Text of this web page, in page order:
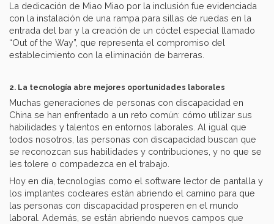
La dedicación de Miao Miao por la inclusión fue evidenciada
con la instalación de una rampa para sillas de ruedas en la
entrada del bar y la creación de un cóctel especial llamado
“Out of the Way”, que representa el compromiso del
establecimiento con la eliminación de barreras.
2. La tecnología abre mejores oportunidades laborales
Muchas generaciones de personas con discapacidad en
China se han enfrentado a un reto común: cómo utilizar sus
habilidades y talentos en entornos laborales. Al igual que
todos nosotros, las personas con discapacidad buscan que
se reconozcan sus habilidades y contribuciones, y no que se
les tolere o compadezca en el trabajo.
Hoy en día, tecnologías como el software lector de pantalla y
los implantes cocleares están abriendo el camino para que
las personas con discapacidad prosperen en el mundo
laboral. Además, se están abriendo nuevos campos que